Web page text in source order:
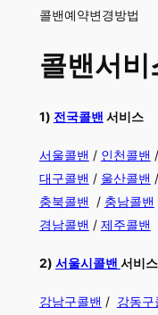
콜밴예약변경방법
콜밴서비
​1) 전국콜밴 서비스
서울콜밴 / 인천콜밴 /
대구콜밴 / 울산콜밴 /
충북콜밴
/ 충남콜밴
경남콜밴 ​ / 제주콜밴
2) 서울시콜밴 서비스
강남구콜밴 / 강동구